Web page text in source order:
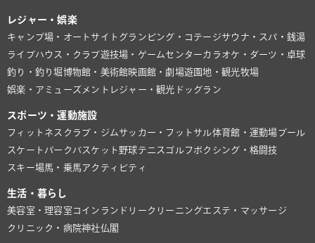
レジャー・娯楽
キャンプ場・オートサイト グランピング・コテージサウナ・スパ・銭湯
ライブハウス・クラブ遊技場・ゲームセンターカラオケ・ダーツ・卓球
釣り・釣り堀博物館・美術館映画館・劇場遊園地・観光牧場
娯楽・アミューズメント レジャー・観光 ドッグラン
スポーツ・運動施設
フィットネスクラブ・ジム サッカー・フットサル体育館・運動場プール
スケートパーク バスケット 野球テニス ゴルフ ボクシング・格闘技
スキー場馬・乗馬アクティビティ
生活・暮らし
美容室・理容室 コインランドリー クリーニングエステ・マッサージ
クリニック・病院神社仏閣